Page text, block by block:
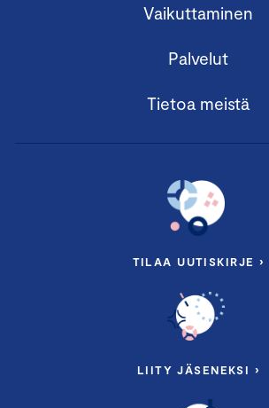
Vaikuttaminen
Palvelut
Tietoa meistä
TILAA UUTISKIRJE ›
LIITY JÄSENEKSI ›